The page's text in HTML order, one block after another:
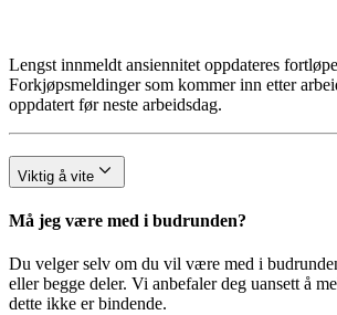
Lengst innmeldt ansiennitet oppdateres
Forkjøpsmeldinger som kommer inn etter
oppdatert før neste arbeidsdag.
Viktig å vite
Må jeg være med i budrunden?
Du velger selv om du vil være med i
eller begge deler. Vi anbefaler deg uansett å
dette ikke er bindende.